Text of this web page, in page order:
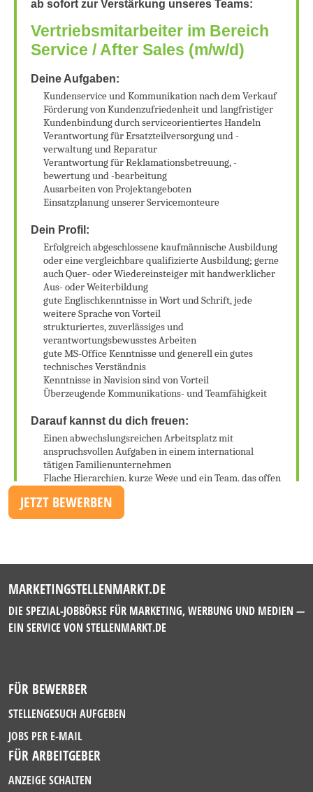
JETZT BEWERBEN
MARKETINGSTELLENMARKT.DE
DIE SPEZIAL-JOBBÖRSE FÜR MARKETING, WERBUNG UND MEDIEN —
EIN SERVICE VON STELLENMARKT.DE
FÜR BEWERBER
STELLENGESUCH AUFGEBEN
JOBS PER E-MAIL
FÜR ARBEITGEBER
ANZEIGE SCHALTEN